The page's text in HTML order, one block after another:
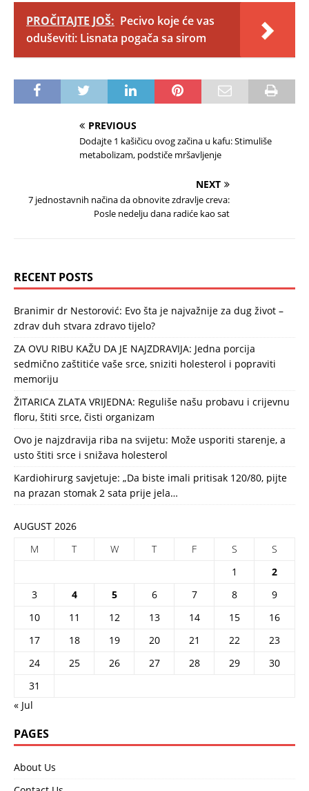
PROČITAJTE JOŠ: Pecivo koje će vas
oduševiti: Lisnata pogača sa sirom
PREVIOUS
Dodajte 1 kašičicu ovog začina u kafu: Stimuliše
metabolizam, podstiče mršavljenje
NEXT
7 jednostavnih načina da obnovite zdravlje creva:
Posle nedelju dana radiće kao sat
RECENT POSTS
Branimir dr Nestorović: Evo šta je najvažnije za dug život –
zdrav duh stvara zdravo tijelo?
ZA OVU RIBU KAŽU DA JE NAJZDRAVIJA: Jedna porcija
sedmično zaštitiće vaše srce, sniziti holesterol i popraviti
memoriju
ŽITARICA ZLATA VRIJEDNA: Reguliše našu probavu i crijevnu
floru, štiti srce, čisti organizam
Ovo je najzdravija riba na svijetu: Može usporiti starenje, a
usto štiti srce i snižava holesterol
Kardiohirurg savjetuje: „Da biste imali pritisak 120/80, pijte
na prazan stomak 2 sata prije jela…
AUGUST 2026
M
T W T F S
S
1
2
3
4 5 6 7 8
9
10
11 12 13 14 15
16
17
18 19 20 21 22
23
24
25 26 27 28 29
30
31
« Jul
PAGES
About Us